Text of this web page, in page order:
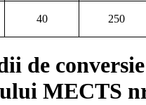
40 250
de
MECTS